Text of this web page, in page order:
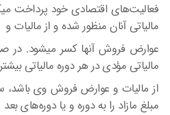
فعالیت‌های اقتصادی خود پرداخت
مالیاتی آنان منظور شده و از مالیات و
عوارض فروش آنها کسر میشود. در
مالیاتی مؤدی در هر دوره مالیاتی بیشتر
از مالیات و عوارض فروش وی
مبلغ مازاد را به دوره و یا دوره‌های بعد